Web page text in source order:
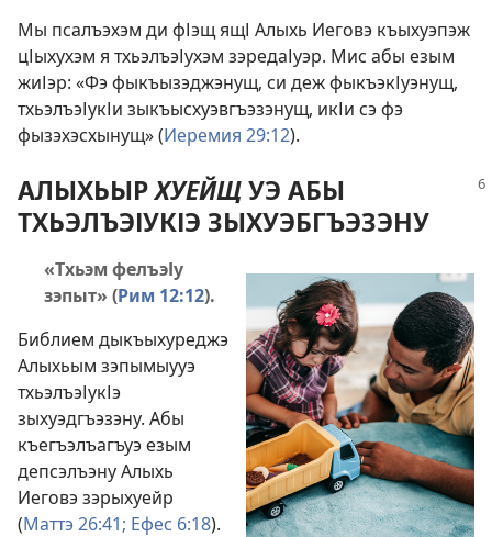
Мы псалъэхэм ди фІэщ ящІ Алыхь Иеговэ къыхуэпэж
цІыхухэм я тхьэлъэІухэм зэредаІуэр. Мис абы езым
жиІэр: «Фэ фыкъызэджэнущ, си деж фыкъэкІуэнущ,
тхьэлъэІукІи зыкъысхуэвгъэзэнущ, икІи сэ фэ
фызэхэсхынущ» (Иеремия 29:12).
АЛЫХЬЫРХУЕЙЩУЭ АБЫ
ТХЬЭЛЪЭІУКІЭ ЗЫХУЭБГЪЭЗЭНУ
«Тхьэм фелъэІу
зэпыт» (Рим 12:12).
Библием дыкъыхуреджэ
Алыхьым зэпымыууэ
тхьэлъэІукІэ
зыхуэдгъэзэну. Абы
къегъэлъагъуэ езым
депсэлъэну Алыхь
Иеговэ зэрыхуейр
(Маттэ 26:41; Ефес 6:18).